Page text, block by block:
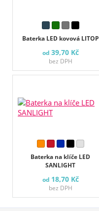
Baterka LED kovová LITOP
od 39,70 Kč
bez DPH
Baterka na klíče LED
SANLIGHT
od 18,70 Kč
bez DPH